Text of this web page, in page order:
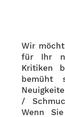
Wir
für Ihr
Kritiken
bemüht
/
Wenn